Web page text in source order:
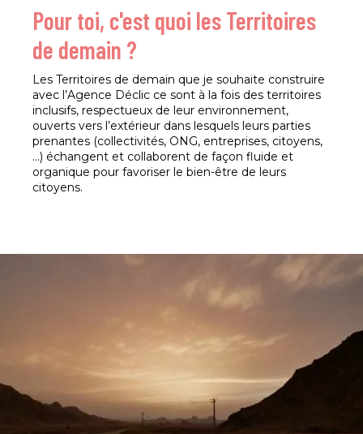
Pour toi, c'est quoi les Territoires
de demain ?
Les Territoires de demain que je souhaite construire
avec l’Agence Déclic ce sont à la fois des territoires
inclusifs, respectueux de leur environnement,
ouverts vers l’extérieur dans lesquels leurs parties
prenantes (collectivités, ONG, entreprises, citoyens,
…) échangent et collaborent de façon fluide et
organique pour favoriser le bien-être de leurs
citoyens.